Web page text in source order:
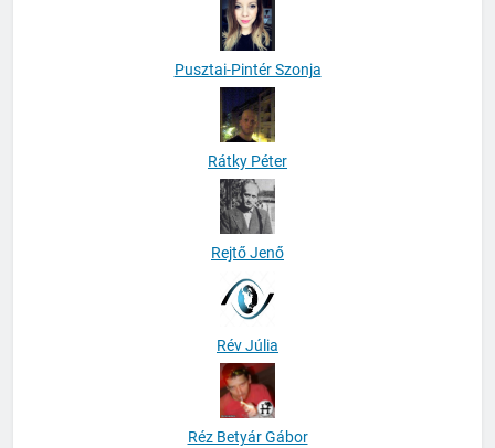
Pusztai-Pintér Szonja
Rátky Péter
Rejtő Jenő
Rév Júlia
Réz Betyár Gábor